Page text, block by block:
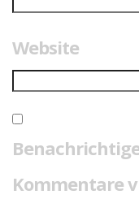
Website
Kommentare